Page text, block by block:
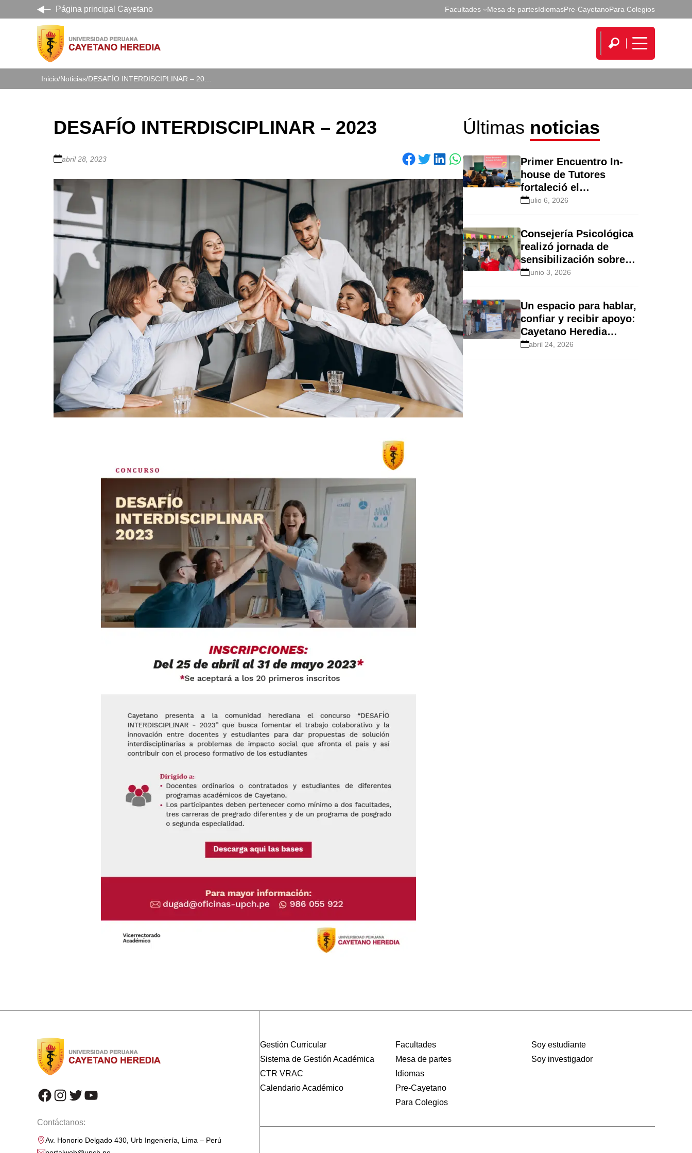
Página principal Cayetano Facultades Mesa de partesIdiomasPre-CayetanoPara Colegios
Inicio/Noticias/
DESAFÍO INTERDISCIPLINAR – 2023
abril 28, 2023 Share on Facebook Share on Twitter Share on LinkedIn
Últimas noticias
Primer Encuentro In-
house de Tutores
fortaleció el
acompañamiento
integral de estudiantes
julio 6, 2026
Consejería Psicológica
realizó jornada de
sensibilización sobre
descanso y
autocuidado
junio 3, 2026
Un espacio para hablar,
confiar y recibir apoyo:
Cayetano Heredia
promueve el bienestar
emocional estudiantil
abril 24, 2026
facebook instagram twitter youtube
Contáctanos:
Av. Honorio Delgado 430, Urb Ingeniería, Lima – Perú
Gestión Curricular
Sistema de Gestión Académica
CTR VRAC
Calendario Académico
Facultades
Mesa de partes
Idiomas
Pre-Cayetano
Para Colegios
Soy estudiante
Soy investigador